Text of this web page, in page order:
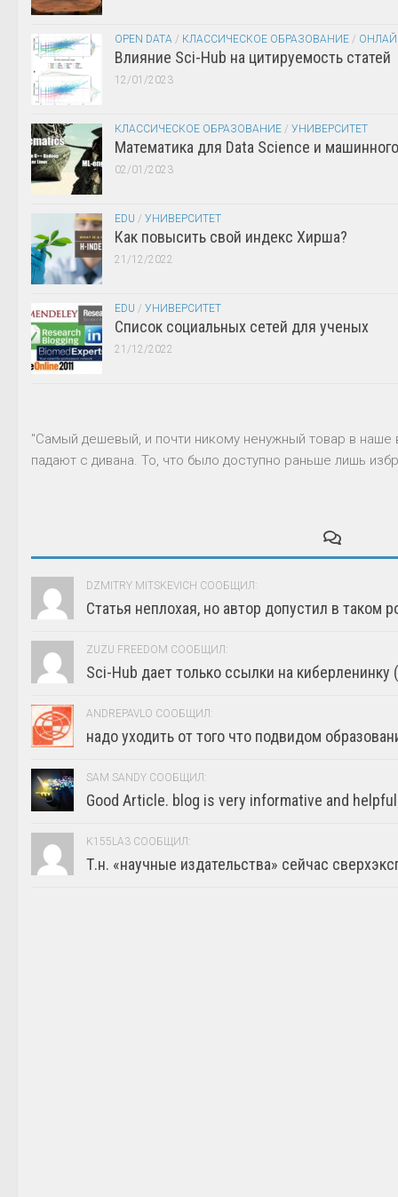
OPEN DATA / КЛАССИЧЕСКОЕ ОБРАЗОВАНИЕ /
Влияние Sci-Hub на цитируемость статей
12/01/2023
КЛАССИЧЕСКОЕ ОБРАЗОВАНИЕ / УНИВЕРСИТЕТ
Математика для Data Science и
02/01/2023
EDU / УНИВЕРСИТЕТ
Как повысить свой индекс Хирша?
21/12/2022
EDU / УНИВЕРСИТЕТ
Список социальных сетей для ученых
21/12/2022
"Самый дешевый, и почти никому ненужный товар в
падают с дивана. То, что было доступно раньше лишь
DZMITRY MITSKEVICH СООБЩИЛ:
Статья неплохая, но автор допустил в таком
ZUZU FREEDOM СООБЩИЛ:
Sci-Hub дает только ссылки на киберленинку
ANDREPAVLO СООБЩИЛ:
надо уходить от того что подвидом
SAM SANDY СООБЩИЛ:
Good Article. blog is very informative and helpful
K155LA3 СООБЩИЛ:
Т.н. «научные издательства» сейчас